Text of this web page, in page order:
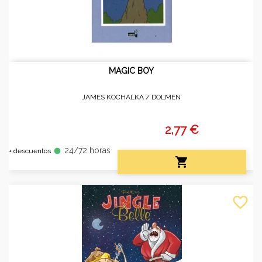
MAGIC BOY
JAMES KOCHALKA / DOLMEN
+ descuentos fiber_manual_record 24/72 horas
2,77 €

favorite_border